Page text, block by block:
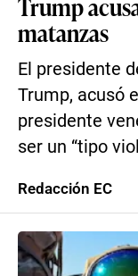
matanzas
El presidente
Trump, acusó
presidente
ser un “tipo
Redacción EC